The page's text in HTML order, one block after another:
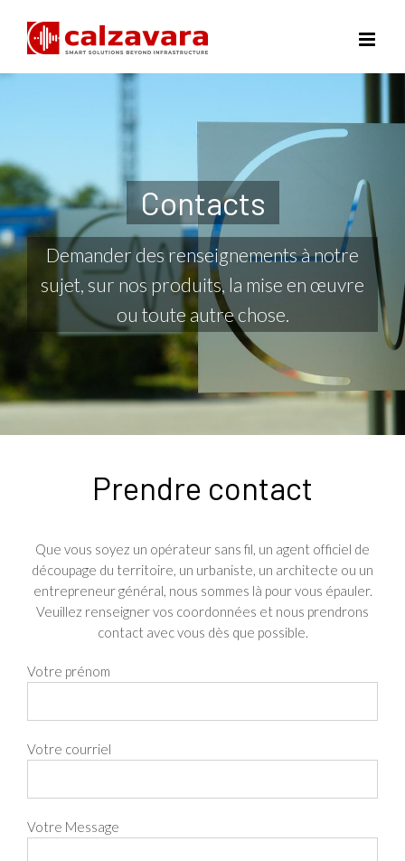
content
Contacts
Demander des renseignements à notre
sujet, sur nos produits, la mise en œuvre
ou toute autre chose.
Prendre contact
Que vous soyez un opérateur sans fil, un agent officiel de
découpage du territoire, un urbaniste, un architecte ou un
entrepreneur général, nous sommes là pour vous épauler.
Veuillez renseigner vos coordonnées et nous prendrons
contact avec vous dès que possible.
Votre prénom
Votre courriel
Votre Message